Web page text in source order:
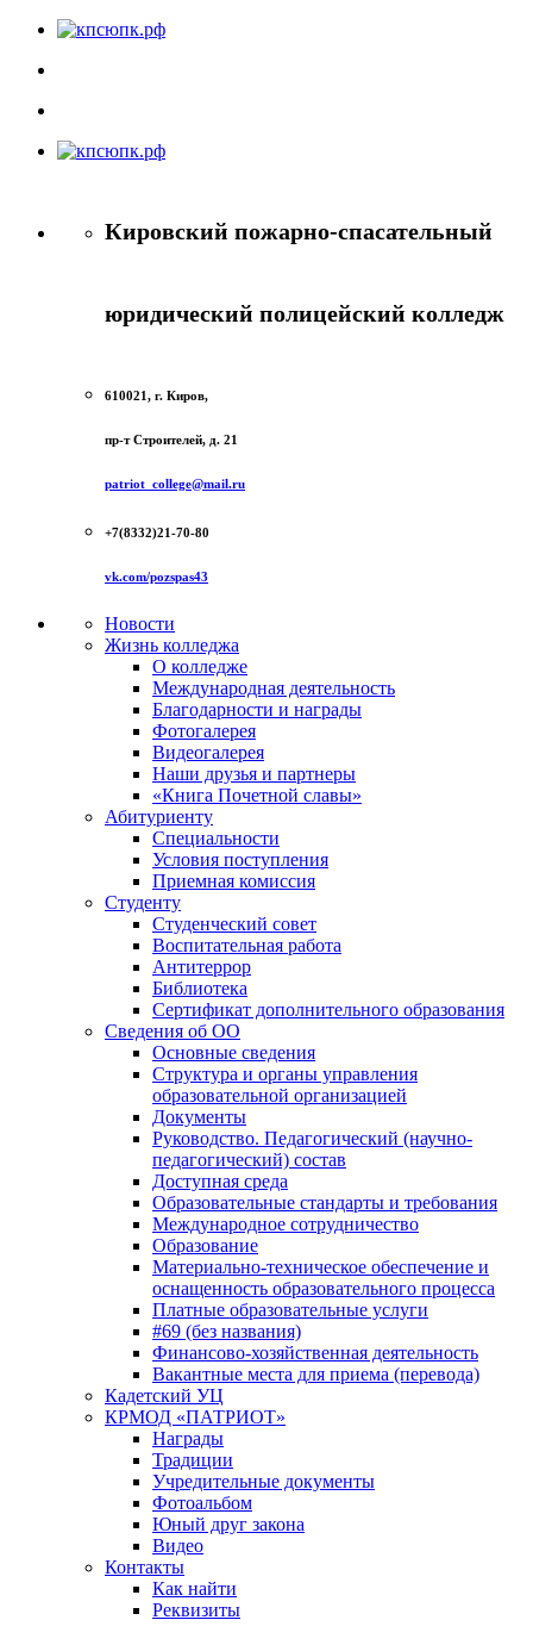
Кировский пожарно-спасательный
юридический полицейский колледж
610021, г. Киров,
пр-т Строителей, д. 21
patriot_college@mail.ru
+7(8332)21-70-80
vk.com/pozspas43
Новости
Жизнь колледжа
О колледже
Международная деятельность
Благодарности и награды
Фотогалерея
Видеогалерея
Наши друзья и партнеры
«Книга Почетной славы»
Абитуриенту
Специальности
Условия поступления
Приемная комиссия
Студенту
Студенческий совет
Воспитательная работа
Антитеррор
Библиотека
Сертификат дополнительного образования
Сведения об ОО
Основные сведения
Структура и органы управления
образовательной организацией
Документы
Руководство. Педагогический (научно-
педагогический) состав
Доступная среда
Образовательные стандарты и требования
Международное сотрудничество
Образование
Материально-техническое обеспечение и
оснащенность образовательного процесса
Платные образовательные услуги
#69 (без названия)
Финансово-хозяйственная деятельность
Вакантные места для приема (перевода)
Кадетский УЦ
КРМОД «ПАТРИОТ»
Награды
Традиции
Учредительные документы
Фотоальбом
Юный друг закона
Видео
Контакты
Как найти
Реквизиты